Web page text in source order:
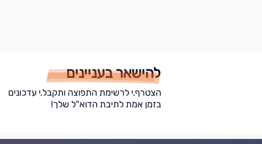
הצטרף.י לרשימת התפוצה ותקבל.י עדכונים
בזמן אמת לתיבת הדוא"ל שלך!
להישאר בעניינים